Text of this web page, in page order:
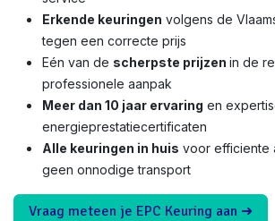
Erkende keuringen volgens de
tegen een correcte prijs
Eén van de scherpste prijzen in de
professionele aanpak
Meer dan 10 jaar ervaring en
energieprestatiecertificaten
Alle keuringen in huis voor efficiente
geen onnodige transport
Vraag meteen je EPC Keuring aan ➜